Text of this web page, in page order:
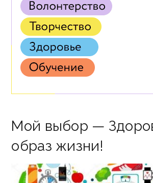
Мой выбор —
образ жизни!